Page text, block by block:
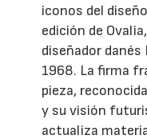
iconos del
edición de
diseñador
1968. La firma
pieza,
y su visión
actualiza